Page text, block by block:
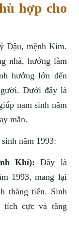
hợp cho
Dậu, mệnh Kim.
nhà, hướng làm
hưởng lớn đến
Dưới đây là
nam sinh năm
mắn.
năm 1993:
Khí): Đây là
1993, mang lại
thăng tiến. Sinh
cực và tăng